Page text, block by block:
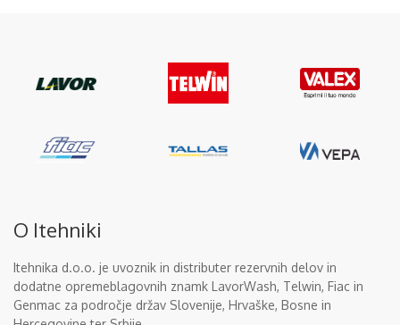
O Itehniki
Itehnika d.o.o. je uvoznik in distributer rezervnih delov in
dodatne opremeblagovnih znamk LavorWash, Telwin, Fiac in
Genmac za področje držav Slovenije, Hrvaške, Bosne in